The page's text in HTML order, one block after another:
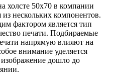
холсте 50х70 в компании
нескольких компонентов.
фактором является тип
печати. Подбираемые
напрямую влияют на
внимание уделяется
дошло до